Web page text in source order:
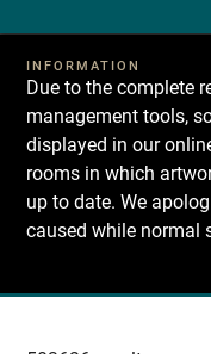
INFORMATION
Due to the complete
management tools,
displayed in our
rooms in which
up to date. We
caused while normal
Recherche